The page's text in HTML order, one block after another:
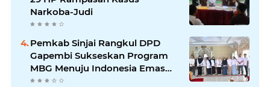
Narkoba-Judi
Pemkab Sinjai Rangkul DPD
Gapembi Sukseskan Program
MBG Menuju Indonesia Emas
2045